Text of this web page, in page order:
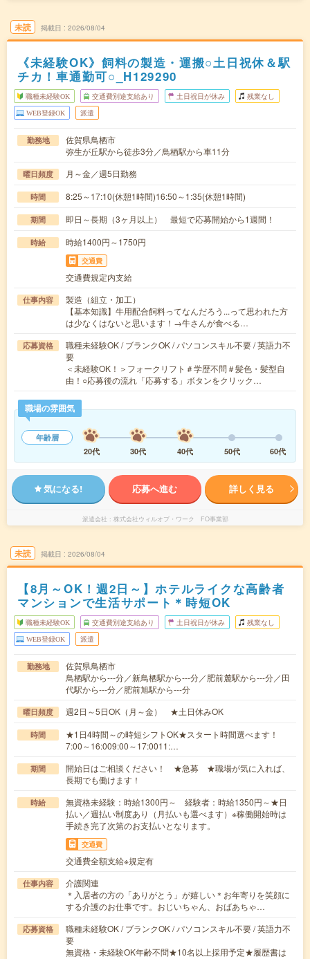
未読 掲載日 2026/08/04
《未経験OK》飼料の製造・運搬○土日祝休＆駅
チカ！車通勤可○_H129290
職種未経験OK 交通費別途支給あり 土日祝日が休み 残業なし
WEB登録OK 派遣
勤務地
佐賀県鳥栖市
弥生が丘駅から徒歩3分／鳥栖駅から車11分
曜日頻度 月～金／週5日勤務
時間 8:25～17:10(休憩1時間)16:50～1:35(休憩1時間)
期間 即日～長期（3ヶ月以上） 最短で応募開始から1週間！
時給 時給1400円～1750円
交通費
交通費規定内支給
仕事内容
製造（組立・加工）
【基本知識】牛用配合飼料ってなんだろう...って思われた方
は少なくはないと思います！→牛さんが食べる…
応募資格
職種未経験OK / ブランクOK / パソコンスキル不要 / 英語力不
要
＜未経験OK！＞フォークリフト＃学歴不問＃髪色・髪型自
由！○応募後の流れ「応募する」ボタンをクリック…
職場の雰囲気
年齢層
20代
30代 40代 50代 60代
気になる! 応募へ進む 詳しく見る
派遣会社 株式会社ウィルオブ・ワーク FO事業部
未読 掲載日 2026/08/04
【8月～OK！週2日～】ホテルライクな高齢者
マンションで生活サポート＊時短OK
職種未経験OK 交通費別途支給あり 土日祝日が休み 残業なし
WEB登録OK 派遣
勤務地
佐賀県鳥栖市
鳥栖駅から---分／新鳥栖駅から---分／肥前麓駅から---分／田
代駅から---分／肥前旭駅から---分
曜日頻度 週2日～5日OK（月～金） ★土日休みOK
時間
★1日4時間～の時短シフトOK★スタート時間選べます！
7:00～16:009:00～17:0011:…
期間
開始日はご相談ください！ ★急募 ★職場が気に入れば、
長期でも働けます！
時給
無資格未経験：時給1300円～ 経験者：時給1350円～★日
払い／週払い制度あり（月払いも選べます）※稼働開始時は
手続き完了次第のお支払いとなります。
交通費
交通費全額支給※規定有
仕事内容
介護関連
＊入居者の方の「ありがとう」が嬉しい＊お年寄りを笑顔に
する介護のお仕事です。おじいちゃん、おばあちゃ…
応募資格
職種未経験OK / ブランクOK / パソコンスキル不要 / 英語力不
要
無資格・未経験OK年齢不問★10名以上採用予定★履歴書は